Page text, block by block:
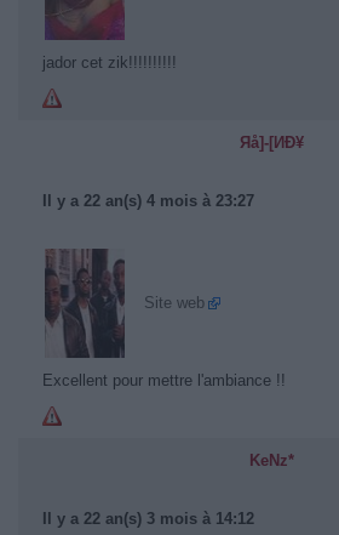
jador cet zik!!!!!!!!!!
Яå]-[ИÐ¥
Il y a 22 an(s) 4 mois à 23:27
Site web
Excellent pour mettre l'ambiance !!
KeNz*
Il y a 22 an(s) 3 mois à 14:12